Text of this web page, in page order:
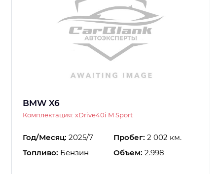
BMW X6
Комплектация: xDrive40i M Sport
Год/Месяц: 2025/7 Пробег: 2 002 км.
Топливо: Бензин Объем: 2.998